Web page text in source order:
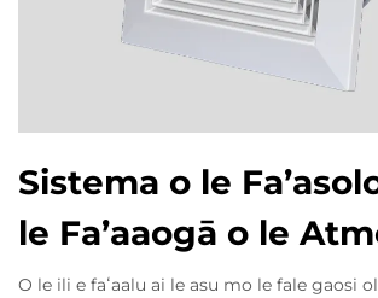
Sistema o le
le Fa’aaogā o le
O le ili e faʻaalu ai le asu mo le fale gaosi